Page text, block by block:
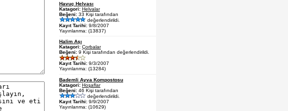
Havuç Helvası
Katagori: Helvalar
Beğeni: 33 Kişi tarafından
değerlendirildi.
Kayıt Tarihi: 9/8/2007
Yayınlanma: (13837)
Halim Aşı
Katagori: Çorbalar
Beğeni: 9 Kişi tarafından değerlendirildi.
Kayıt Tarihi: 9/3/2007
Yayınlanma: (13284)
Bademli Ayva Kompostosu
Katagori: Hoşaflar
Beğeni: 46 Kişi tarafından
değerlendirildi.
Kayıt Tarihi: 9/9/2007
Yayınlanma: (10629)